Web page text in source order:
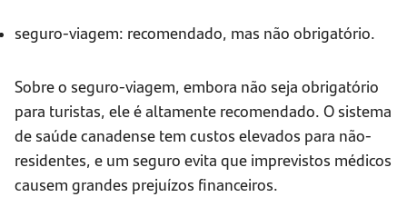
seguro-viagem: recomendado, mas não obrigatório.
Sobre o seguro-viagem, embora não seja obrigatório
para turistas, ele é altamente recomendado. O sistema
de saúde canadense tem custos elevados para não-
residentes, e um seguro evita que imprevistos médicos
causem grandes prejuízos financeiros.